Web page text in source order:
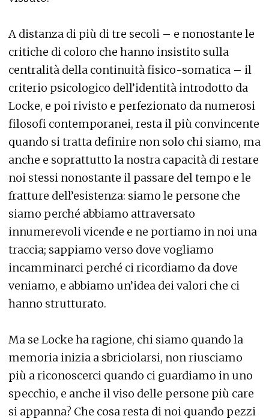
A distanza di più di tre secoli – e nonostante le
critiche di coloro che hanno insistito sulla
centralità della continuità fisico-somatica – il
criterio psicologico dell’identità introdotto da
Locke, e poi rivisto e perfezionato da numerosi
filosofi contemporanei, resta il più convincente
quando si tratta definire non solo chi siamo, ma
anche e soprattutto la nostra capacità di restare
noi stessi nonostante il passare del tempo e le
fratture dell’esistenza: siamo le persone che
siamo perché abbiamo attraversato
innumerevoli vicende e ne portiamo in noi una
traccia; sappiamo verso dove vogliamo
incamminarci perché ci ricordiamo da dove
veniamo, e abbiamo un’idea dei valori che ci
hanno strutturato.
Ma se Locke ha ragione, chi siamo quando la
memoria inizia a sbriciolarsi, non riusciamo
più a riconoscerci quando ci guardiamo in uno
specchio, e anche il viso delle persone più care
si appanna? Che cosa resta di noi quando pezzi